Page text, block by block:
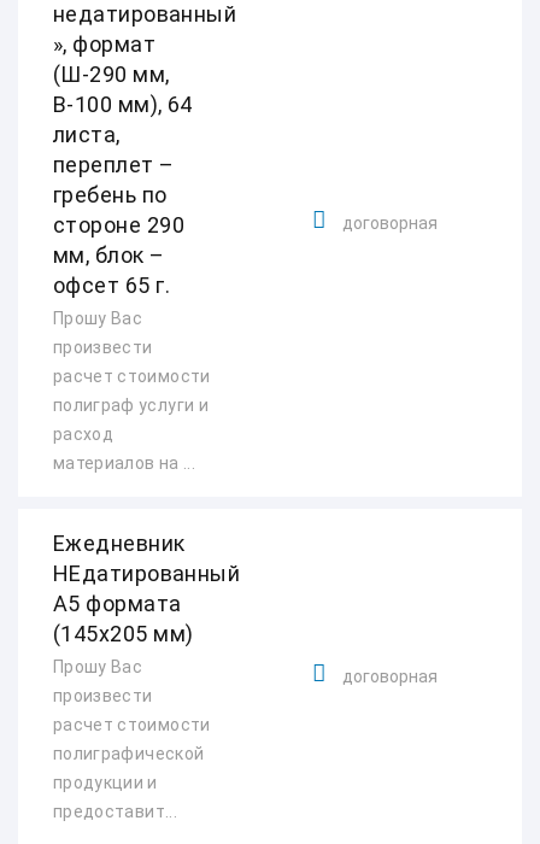
недатированный
», формат
(Ш-290 мм,
В-100 мм), 64
листа,
переплет –
гребень по
стороне 290
мм, блок –
офсет 65 г.
Прошу Вас
произвести
расчет стоимости
полиграф услуги и
расход
материалов на ...
договорная
Ежедневник
НЕдатированный
А5 формата
(145х205 мм)
Прошу Вас
произвести
расчет стоимости
полиграфической
продукции и
предоставит...
договорная